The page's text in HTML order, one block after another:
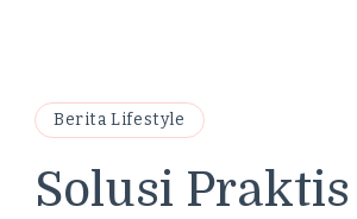
Berita Lifestyle
Solusi Praktis